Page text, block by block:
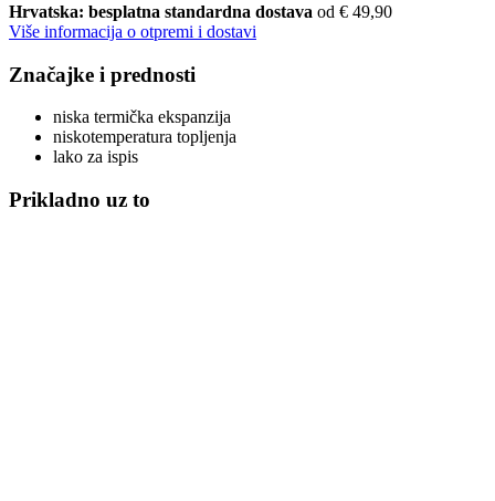
Hrvatska: besplatna standardna dostava od € 49,90
Više informacija o otpremi i dostavi
Značajke i prednosti
niska termička ekspanzija
niskotemperatura topljenja
lako za ispis
Prikladno uz to